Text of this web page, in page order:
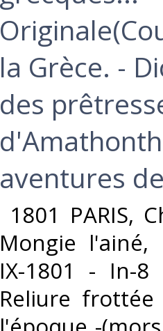
la Grèce. -
des
aventures
1801 PARIS,
Mongie l'ainé,
IX-1801 - In-
Reliure